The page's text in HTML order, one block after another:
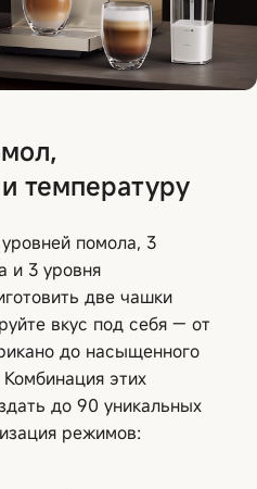
температуру
помола, 3
и 3 уровня
две чашки
вкус под себя — от
до насыщенного
этих
до 90 уникальных
режимов: